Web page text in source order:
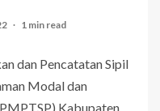
1 min read
dan Pencatatan Sipil
Modal dan
Kabupaten